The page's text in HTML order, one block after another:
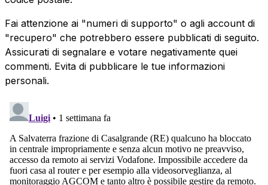
Fai attenzione ai "numeri di supporto" o agli account di
"recupero" che potrebbero essere pubblicati di seguito.
Assicurati di segnalare e votare negativamente quei
commenti. Evita di pubblicare le tue informazioni
personali.